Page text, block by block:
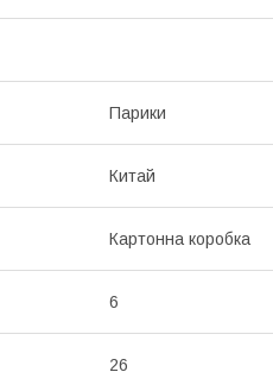
Парики
Китай
Картонна коробка
6
26